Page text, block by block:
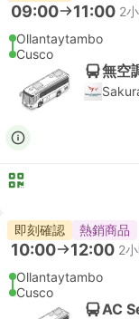
09:00 11:00 2
Ollantaytambo
Cusco
無空
即刻確認 熱銷商品
10:00 12:00 2
Ollantaytambo
Cusco
AC